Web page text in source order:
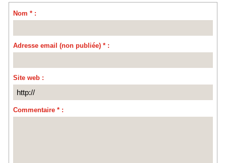
Nom * :
Adresse email (non publiée) * :
Site web :
Commentaire * :